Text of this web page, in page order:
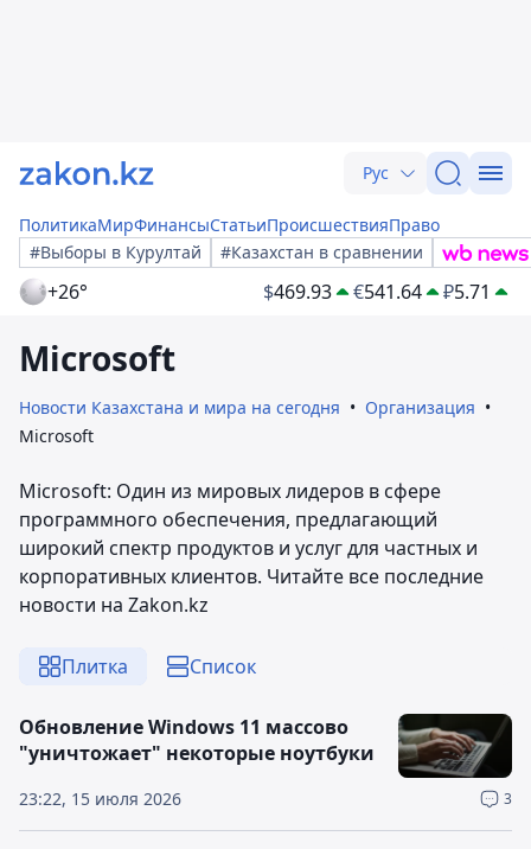
Рус
ПолитикаМирФинансыСтатьиПроисшествияПраво
#Выборы в Курултай
#Казахстан в сравнении
+26° $469.93 €541.64 ₽5.71
Microsoft
Новости Казахстана и мира на сегодня
Организация
Microsoft
Microsoft: Один из мировых лидеров в сфере
программного обеспечения, предлагающий
широкий спектр продуктов и услуг для частных и
корпоративных клиентов. Читайте все последние
новости на Zakon.kz
Плитка Список
23:22, 15 июля 2026 3
Обновление Windows 11 массово
"уничтожает" некоторые ноутбуки